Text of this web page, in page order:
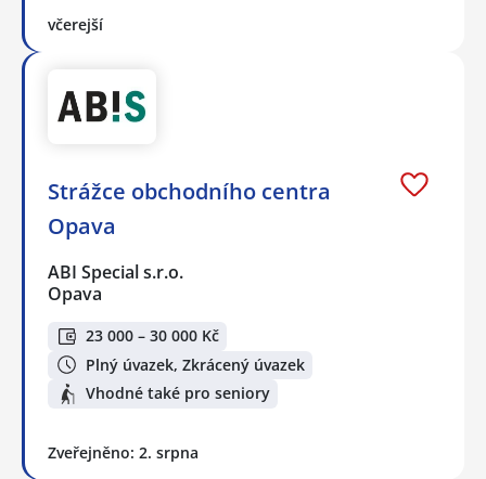
včerejší
Strážce obchodního centra
Opava
ABI Special s.r.o.
Opava
23 000 – 30 000 Kč
Plný úvazek, Zkrácený úvazek
Vhodné také pro seniory
Zveřejněno: 2. srpna